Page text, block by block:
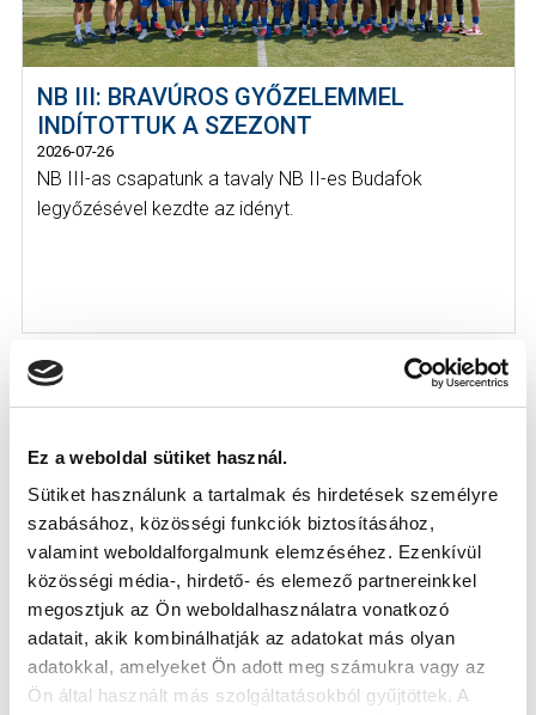
Ez a weboldal sütiket használ.
Sütiket használunk a tartalmak és hirdetések személyre
szabásához, közösségi funkciók biztosításához,
valamint weboldalforgalmunk elemzéséhez. Ezenkívül
közösségi média-, hirdető- és elemező partnereinkkel
megosztjuk az Ön weboldalhasználatra vonatkozó
adatait, akik kombinálhatják az adatokat más olyan
adatokkal, amelyeket Ön adott meg számukra vagy az
Ön által használt más szolgáltatásokból gyűjtöttek. A
NB III: BRAVÚROS GYŐZELEMMEL
INDÍTOTTUK A SZEZONT
2026-07-26
NB III-as csapatunk a tavaly NB II-es Budafok
legyőzésével kezdte az idényt.
KÖVETKEZŐ MÉRKŐZÉS
2026-08-09 17:30
SÁNDOR KÁROLY LABDARÚGÓ AKADÉMIA
MTK BUDAPEST II
VS
SZEKSZÁRDI UFC